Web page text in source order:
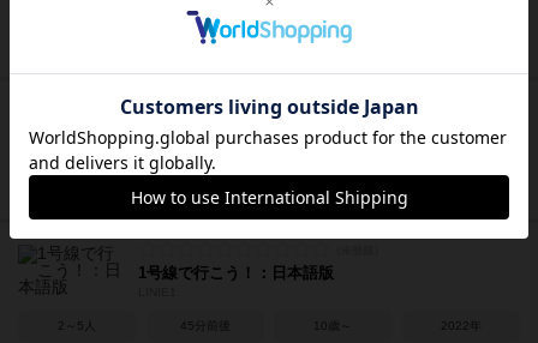
Barrage: The Nile Affair Expansion
60～120分 14歳～
マイシェルフィー
My Shelfie
1号線で行こう！：日本語版
2～5人 45分前後 10歳～ 2022年